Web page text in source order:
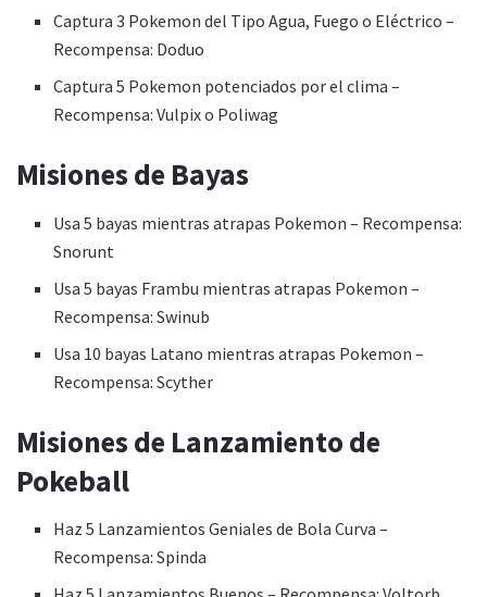
Captura 3 Pokemon del Tipo Agua, Fuego o Eléctrico –
Recompensa: Doduo
Captura 5 Pokemon potenciados por el clima –
Recompensa: Vulpix o Poliwag
Misiones de Bayas
Usa 5 bayas mientras atrapas Pokemon – Recompensa:
Snorunt
Usa 5 bayas Frambu mientras atrapas Pokemon –
Recompensa: Swinub
Usa 10 bayas Latano mientras atrapas Pokemon –
Recompensa: Scyther
Misiones de Lanzamiento de
Pokeball
Haz 5 Lanzamientos Geniales de Bola Curva –
Recompensa: Spinda